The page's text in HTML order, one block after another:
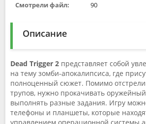
Смотрели файл:
90
Описание
Dead Trigger 2 представляет собой
на тему зомби-апокалипсиса, где
полноценный сюжет. Помимо
трупов, нужно прокачивать
выполнять разные задания. Игру
телефоны и планшеты, которые